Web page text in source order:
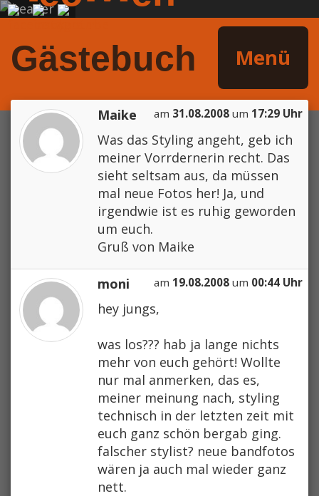
Menü
Gästebuch
Maike am 31.08.2008 um 17:29 Uhr
Was das Styling angeht, geb ich
meiner Vorrdernerin recht. Das
sieht seltsam aus, da müssen
mal neue Fotos her! Ja, und
irgendwie ist es ruhig geworden
um euch.
Gruß von Maike
moni am 19.08.2008 um 00:44 Uhr
hey jungs,
was los??? hab ja lange nichts
mehr von euch gehört! Wollte
nur mal anmerken, das es,
meiner meinung nach, styling
technisch in der letzten zeit mit
euch ganz schön bergab ging.
falscher stylist? neue bandfotos
wären ja auch mal wieder ganz
nett.